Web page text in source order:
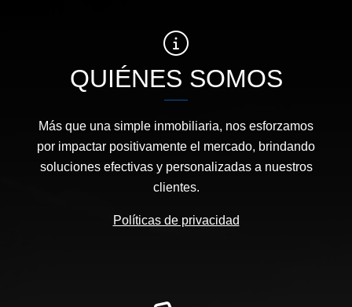
QUIÉNES SOMOS
Más que una simple inmobiliaria, nos esforzamos
por impactar positivamente el mercado, brindando
soluciones efectivas y personalizadas a nuestros
clientes.
Políticas de privacidad